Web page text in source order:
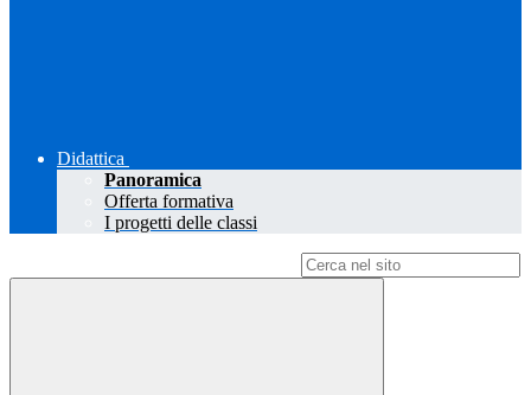
Didattica
Panoramica
Offerta formativa
I progetti delle classi